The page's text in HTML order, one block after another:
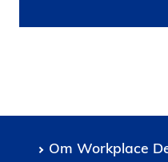
Om Workplace